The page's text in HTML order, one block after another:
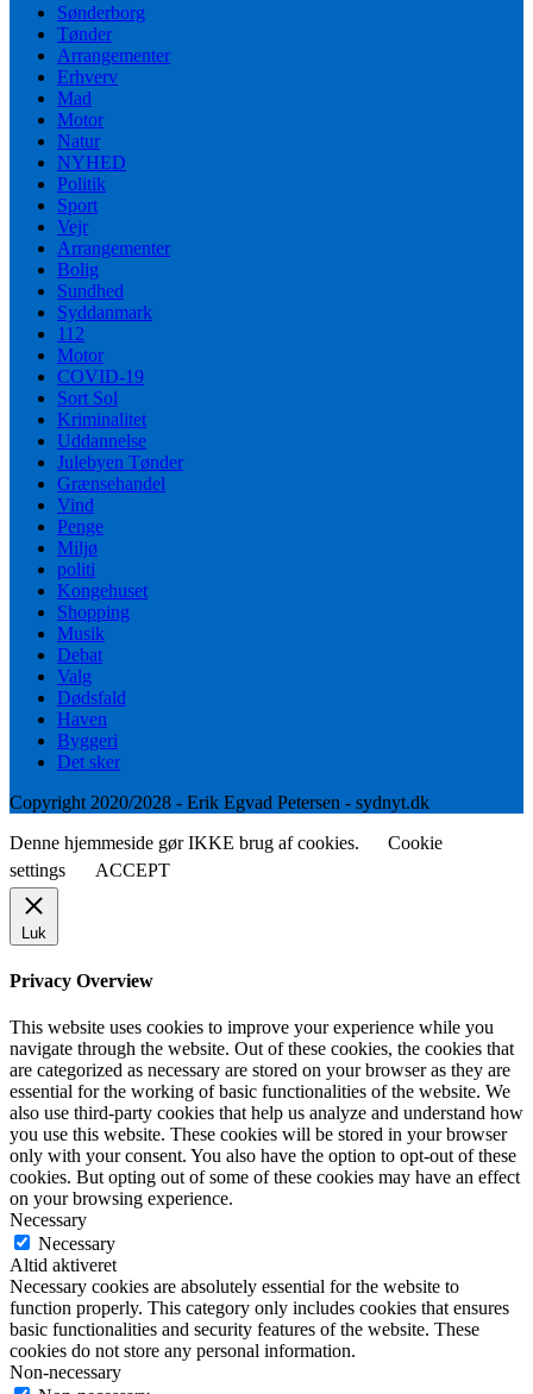
Sønderborg
Tønder
Arrangementer
Erhverv
Mad
Motor
Natur
NYHED
Politik
Sport
Vejr
Arrangementer
Bolig
Sundhed
Syddanmark
112
Motor
COVID-19
Sort Sol
Kriminalitet
Uddannelse
Julebyen Tønder
Grænsehandel
Vind
Penge
Miljø
politi
Kongehuset
Shopping
Musik
Debat
Valg
Dødsfald
Haven
Byggeri
Det sker
Copyright 2020/2028 - Erik Egvad Petersen - sydnyt.dk
Denne hjemmeside gør IKKE brug af cookies.
Cookie
settings
ACCEPT
Luk
Privacy Overview
This website uses cookies to improve your experience while you
navigate through the website. Out of these cookies, the cookies that
are categorized as necessary are stored on your browser as they are
essential for the working of basic functionalities of the website. We
also use third-party cookies that help us analyze and understand how
you use this website. These cookies will be stored in your browser
only with your consent. You also have the option to opt-out of these
cookies. But opting out of some of these cookies may have an effect
on your browsing experience.
Necessary
Necessary
Altid aktiveret
Necessary cookies are absolutely essential for the website to
function properly. This category only includes cookies that ensures
basic functionalities and security features of the website. These
cookies do not store any personal information.
Non-necessary